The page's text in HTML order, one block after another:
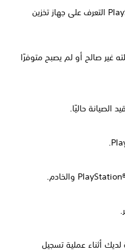
يتعذر على جهاز PlayStation®4 التعرف على جهاز تخزين
غير صالح أو لم يصبح متوفرًا
أثناء عملية تسجيل